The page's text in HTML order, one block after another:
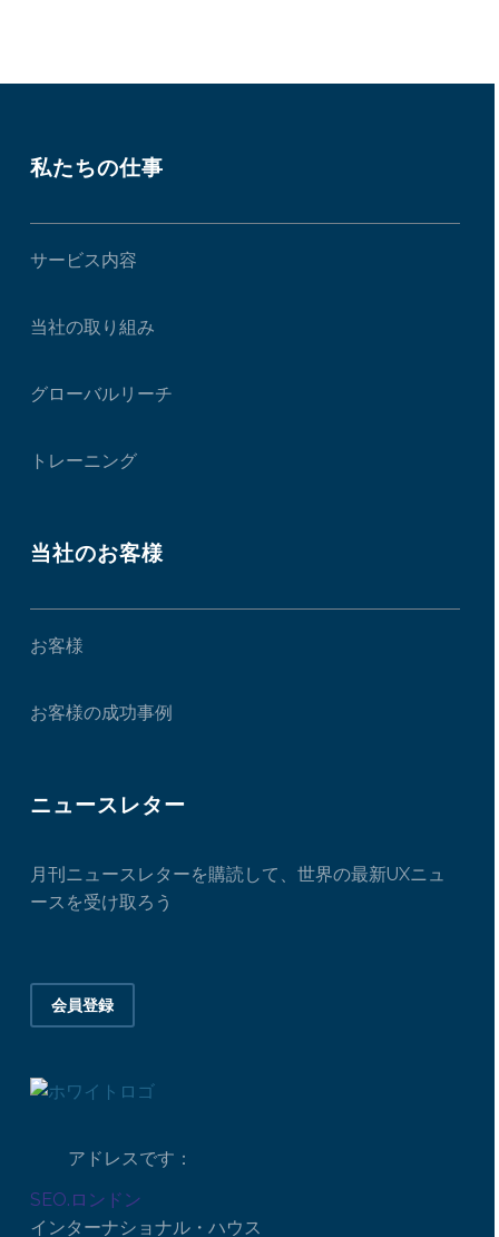
私たちの仕事
サービス内容
当社の取り組み
グローバルリーチ
トレーニング
当社のお客様
お客様
お客様の成功事例
ニュースレター
月刊ニュースレターを購読して、世界の最新UXニュ
ースを受け取ろう
会員登録
アドレスです：
SEO.ロンドン
インターナショナル・ハウス